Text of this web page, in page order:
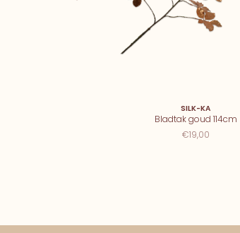
SILK-KA
Bladtak goud 114cm
€19,00